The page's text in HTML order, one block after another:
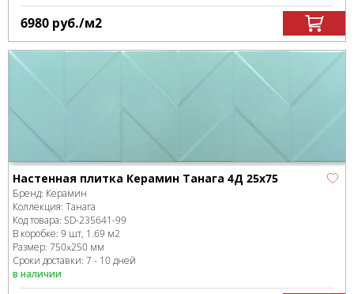
6980 руб./м2
Настенная плитка Керамин Танага 4Д 25х75
Бренд: Керамин
Коллекция: Танага
Код товара: SD-235641-99
В коробке: 9 шт, 1.69 м2
Размер: 750x250 мм
Сроки доставки: 7 - 10 дней
в наличии